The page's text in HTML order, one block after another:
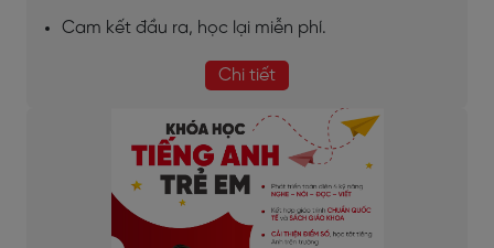
Cam kết đầu ra, học lại miễn phí.
Chi tiết